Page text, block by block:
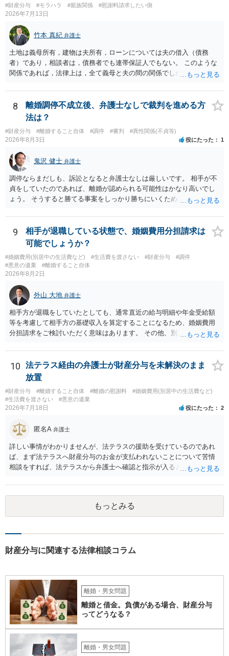
#財産分与 #モラハラ #親族関係 #慰謝料請求したい側
2026年7月13日
竹本 真紀 弁護士
土地は義母所有，建物は夫所有，ローンについては夫の借入（債務
者）であり，相談者は，債務者でも連帯保証人でもない。 このような
関係であれば，法律上は，全て義母と夫の間の関係でしかありませ
せる）がされていたのでしょうかね。 いずれにしても，使用貸借では
なくて賃貸借にするというのであれば，夫と義母の関係でしかありま
せん。 これが法律上の話です。 「夫にこうなったのはお前のせいなん
だからお前が払えよ！と怒鳴られました。」 こうなった経緯は不明で
すが，法律上は，夫と義母の間の話ですから，二人で賃料等の合意を
するか否かを決め，夫が義母に支払をするだけのことです。この合意
をしない場合に，義母がどのような選択をするかは，義母の判断でし
かありません（抵当権の解除の話をしているようですが）。 夫が賃料
の支払を相談者に請求したとしても，法律上の支払義務は生じませ
ん。変な賃貸借契約書（なぜか，賃借人が相談者になっているなど）
が作成されない限り，相談者に負担は生じないのです。にもかかわら
ず，請求してくるのだとすれば，そのような請求を押し付けてくる夫
について，どのように評価するかの話になると思います。 抵当権の解
除は，金融機関（担保権者）の方が応じることがないと思います。ロ
ーンの支払いもしなければ，抵当権が実行されて土地が売却されて
（おそらく，建物も共同担保に入っていると思うので，競売自体はさ
ほど問題ありません。）売却代金が建物のローンに充当され，残額は
名義人である夫に請求されることになります。相談者は，債務に関係
なく，連帯保証人でもありませんので，負担する理由がありません。
離婚については，相手方が離婚したいようですから，離婚自体はこち
らの意思次第だと思います。慰謝料を請求する際に，この不動産の経
過も含めて，どのように相談者が精神的苦痛を受けたかの際に述べて
いく事情になると思います。 法律問題より，夫婦間の問題（離婚の問
題）の方がウェイトが大きいような問題のような印象を受けました。
だからこそ，夫に対する話ではなく，全て相談者に向いているように
思うのです。
8
離婚調停不成立後、弁護士なしで裁判を進める方
法は？
#財産分与 #離婚すること自体 #調停 #審判 #異性関係(不貞等)
2026年8月3日 役にたった 1
鬼沢 健士 弁護士
調停ならまだしも、訴訟となると弁護士なしは厳しいです。 相手が不
貞をしていたのであれば、離婚が認められる可能性はかなり高いでし
ょう。 そうすると勝てる事案をしっかり勝ちにいくためにも弁護士委
9
相手が退職している状態で、婚姻費用分担請求は
可能でしょうか？
#婚姻費用(別居中の生活費など) #生活費を渡さない #財産分与
#調停
#悪意の遺棄
#離婚すること自体
2026年8月2日
外山 大地 弁護士
相手方が退職をしていたとしても、通常直近の給与明細や年金受給額
等を考慮して相手方の基礎収入を算定することになるため、婚姻費用
分担請求をご検討いただく意味はあります。 その他、別居の経緯、質
て、ご検討いただくのが良いかと思います。
10
法テラス経由の弁護士が財産分与を未解決のまま
放置
#財産分与 #離婚すること自体 #離婚の慰謝料
#婚姻費用(別居中の生活費など)
#生活費を渡さない
#悪意の遺棄
2026年7月18日 役にたった 2
匿名A 弁護士
詳しい事情がわかりませんが、法テラスの援助を受けているのであれ
ば、まず法テラスへ財産分与のお金が支払われないことについて苦情
相談をすれば、法テラスから弁護士へ確認と指示が入ると思います。
す。
もっとみる
財産分与に関連する法律相談コラム
離婚・男女問題
離婚と借金。負債がある場合、財産分与
ってどうなる？
離婚・男女問題